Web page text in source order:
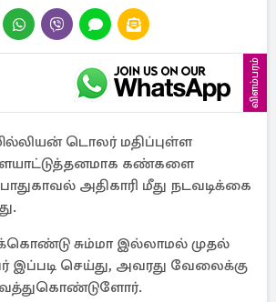
விளம்பரம்
டொலர் மதிப்புள்ள
கண்களை
அதிகாரி மீது நடவடிக்கை
சும்மா இல்லாமல் முதல்
இப்படி செய்து, அவரது வேலைக்கு